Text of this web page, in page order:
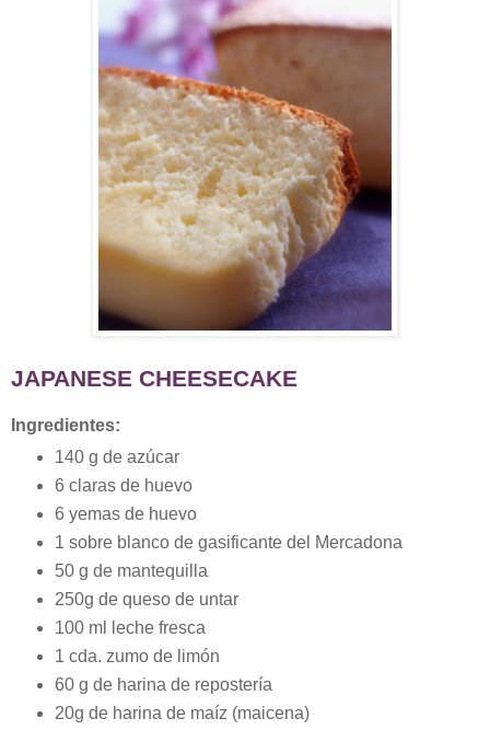
JAPANESE CHEESECAKE
Ingredientes:
140 g de azúcar
6 claras de huevo
6 yemas de huevo
1 sobre blanco de gasificante del Mercadona
50 g de mantequilla
250g de queso de untar
100 ml leche fresca
1 cda. zumo de limón
60 g de harina de repostería
20g de harina de maíz (maicena)